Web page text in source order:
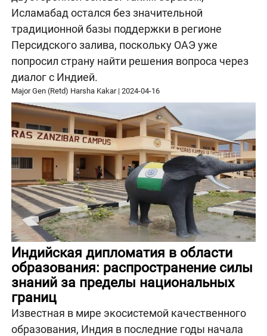
Исламабад остался без значительной
традиционной базы поддержки в регионе
Персидского залива, поскольку ОАЭ уже
попросил страну найти решения вопроса через
диалог с Индией.
Major Gen (Retd) Harsha Kakar|2024-04-16
Индийская дипломатия в области
образования: распространение силы
знаний за пределы национальных
границ
Известная в мире экосистемой качественного
образования, Индия в последние годы начала